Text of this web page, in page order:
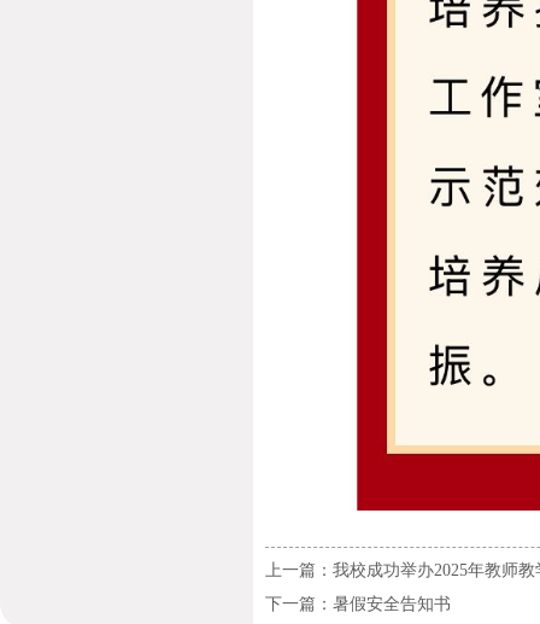
上一篇：我校成功举办2025年教师
下一篇：暑假安全告知书